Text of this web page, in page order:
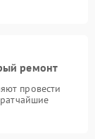
ремонт
провести